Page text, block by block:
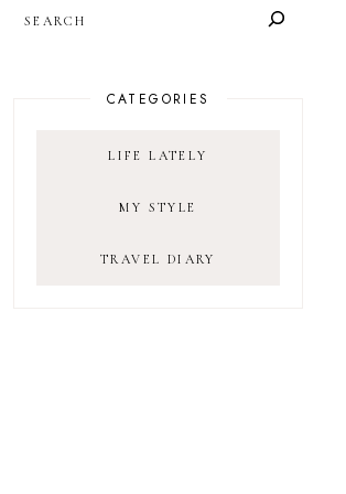
CATEGORIES
LIFE LATELY
MY STYLE
TRAVEL DIARY